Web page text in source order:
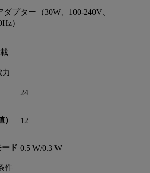
ダプター（30W、100-240V、
）
24
12
ド 0.5 W/0.3 W
件